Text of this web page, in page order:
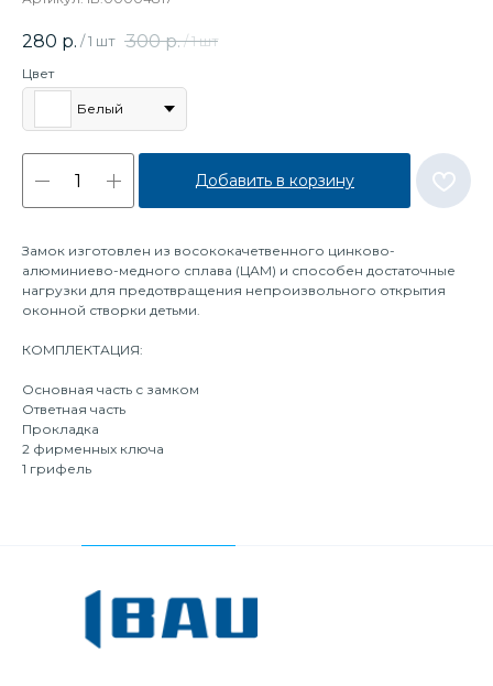
280 р. / 1 шт 300 р. / 1 шт
Цвет
Белый
Добавить в корзину
Замок изготовлен из восококачетвенного цинково-
алюминиево-медного сплава (ЦАМ) и способен достаточные
нагрузки для предотвращения непроизвольного открытия
оконной створки детьми.
КОМПЛЕКТАЦИЯ:
Основная часть с замком
Ответная часть
Прокладка
2 фирменных ключа
1 грифель